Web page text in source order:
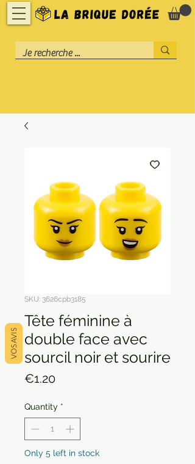
SKU: 3626cpb3185
Tête féminine à
double face avec
sourcil noir et sourire
€1.20Price
Quantity *
Only 5 left in stock
VOS AVIS